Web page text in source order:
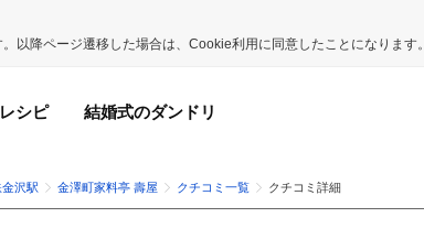
以降ページ遷移した場合は、Cookie利用に同意したことになります。
シピ 結婚式のダンドリ
沢駅 金澤町家料亭 壽屋 クチコミ一覧 クチコミ詳細